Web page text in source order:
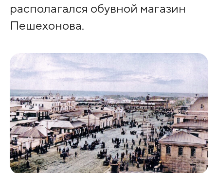
располагался обувной магазин
Пешехонова.